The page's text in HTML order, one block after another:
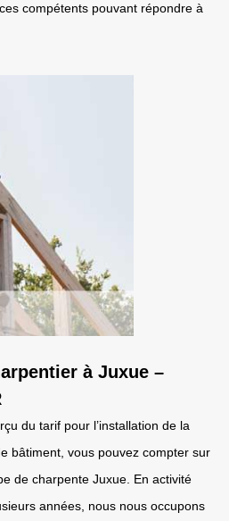
compétents pouvant répondre à
à Juxue –
du tarif pour l’installation de la
bâtiment, vous pouvez compter sur
de charpente Juxue. En activité
années, nous nous occupons